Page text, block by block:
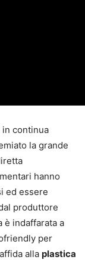
in continua
la grande
hanno
ed essere
produttore
è indaffarata a
per
alla plastica